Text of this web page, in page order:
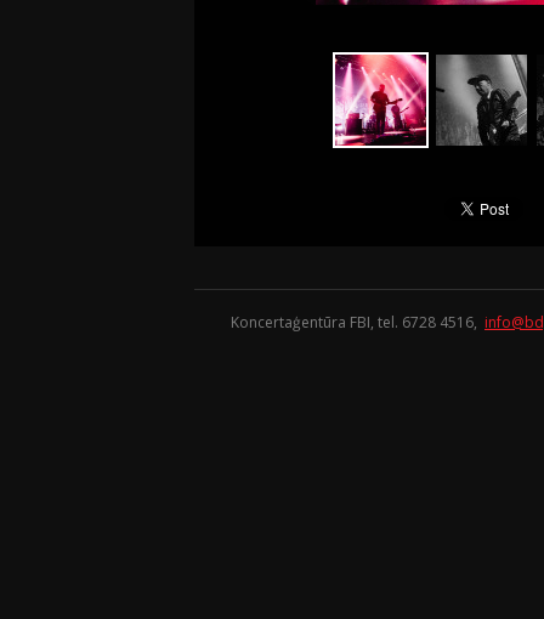
Koncertaģentūra FBI, tel. 6728 4516,